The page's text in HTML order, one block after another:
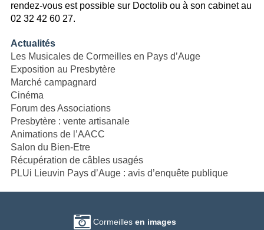
rendez-vous est possible sur Doctolib ou à son cabinet au
02 32 42 60 27.
Actualités
Les Musicales de Cormeilles en Pays d’Auge
Exposition au Presbytère
Marché campagnard
Cinéma
Forum des Associations
Presbytère : vente artisanale
Animations de l’AACC
Salon du Bien-Etre
Récupération de câbles usagés
PLUi Lieuvin Pays d’Auge : avis d’enquête publique
Cormeillesen images